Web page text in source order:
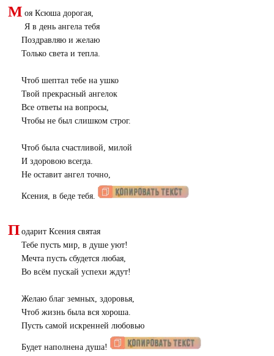
М оя Ксюша дорогая,
Я в день ангела тебя
Поздравляю и желаю
Только света и тепла.
Чтоб шептал тебе на ушко
Твой прекрасный ангелок
Все ответы на вопросы,
Чтобы не был слишком строг.
Чтоб была счастливой, милой
И здоровою всегда.
Не оставит ангел точно,
Ксения, в беде тебя.
П одарит Ксения святая
Тебе пусть мир, в душе уют!
Мечта пусть сбудется любая,
Во всём пускай успехи ждут!
Желаю благ земных, здоровья,
Чтоб жизнь была вся хороша.
Пусть самой искренней любовью
Будет наполнена душа!